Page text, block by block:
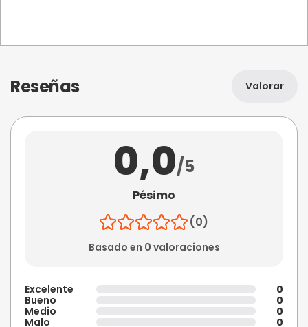
Reseñas Valorar
0,0/5
Pésimo
(0)
Basado en 0 valoraciones
Excelente
0
Bueno
0
Medio
0
Malo
0